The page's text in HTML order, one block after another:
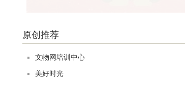
原创推荐
文物网培训中心
美好时光